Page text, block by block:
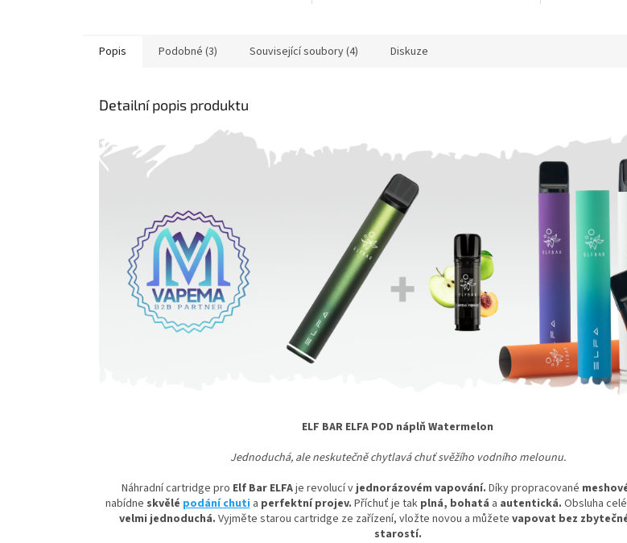
Popis Podobné (3) Související soubory (4) Diskuze
Detailní popis produktu
ELF BAR ELFA POD náplň Watermelon
Jednoduchá, ale neskutečně chytlavá chuť svěžího vodního melounu.
Náhradní cartridge pro Elf Bar ELFAje revolucí vjednorázovém vapování. Díky propracované
nabídne skvělé podání chutia perfektní projev. Příchuť je tak plná, bohatá a autentická. Obsluha
velmi jednoduchá. Vyjměte starou cartridge ze zařízení, vložte novou a můžete vapovat bez
starostí.